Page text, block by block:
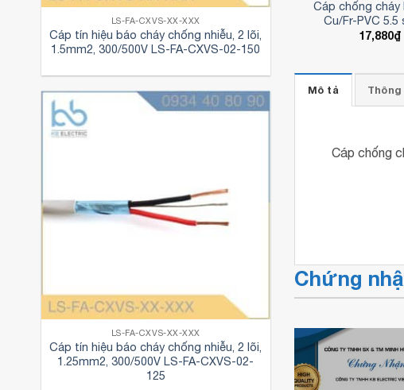
LS-FA-CXVS-XX-XXX
Cáp tín hiệu báo cháy chống nhiễu, 2 lõi,
1.5mm2, 300/500V LS-FA-CXVS-02-150
LS-FA-CXVS-XX-XXX
Cáp tín hiệu báo cháy chống nhiễu, 2 lõi,
1.25mm2, 300/500V LS-FA-CXVS-02-
125
Cáp chống cháy
Cu/Fr-PVC 5.5
17,880₫
LS VINA
Cáp chống cháy LS VINA
Cu/Fr-PVC 3.5 sqmm
1,190 ₫
Mô tả
Cáp chống
Chứng
Chứng nhận